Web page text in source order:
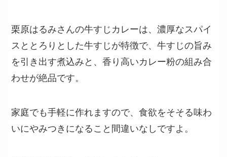
栗原はるみさんの牛すじカレーは、濃厚なスパイ
スととろりとした牛すじが特徴で、牛すじの旨み
を引き出す煮込みと、香り高いカレー粉の組み合
わせが絶品です。
家庭でも手軽に作れますので、食欲をそそる味わ
いにやみつきになること間違いなしですよ。